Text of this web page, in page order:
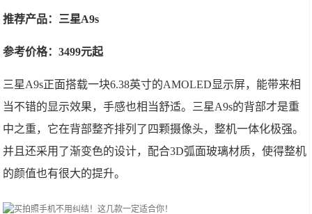
推荐产品：三星A9s
参考价格：3499元起
三星A9s正面搭载一块6.38英寸的AMOLED显示屏，能带来相
当不错的显示效果，手感也相当舒适。三星A9s的背部才是重
中之重，它在背部整齐排列了四颗摄像头，整机一体化极强。
并且还采用了渐变色的设计，配合3D弧面玻璃材质，使得整机
的颜值也有很大的提升。